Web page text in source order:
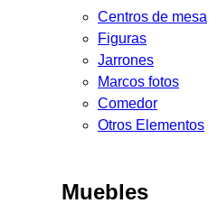
Centros de mesa
Figuras
Jarrones
Marcos fotos
Comedor
Otros Elementos
Muebles